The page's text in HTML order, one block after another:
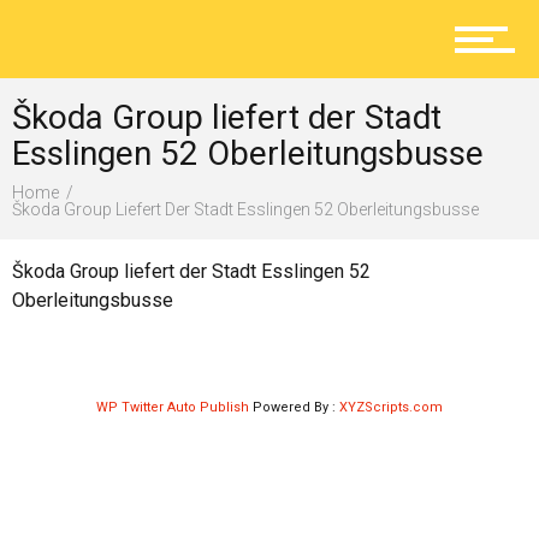
Lokal
Škoda Group liefert der Stadt
Esslingen 52 Oberleitungsbusse
Home
Škoda Group Liefert Der Stadt Esslingen 52 Oberleitungsbusse
Škoda Group liefert der Stadt Esslingen 52
Oberleitungsbusse
WP Twitter Auto Publish Powered By : XYZScripts.com